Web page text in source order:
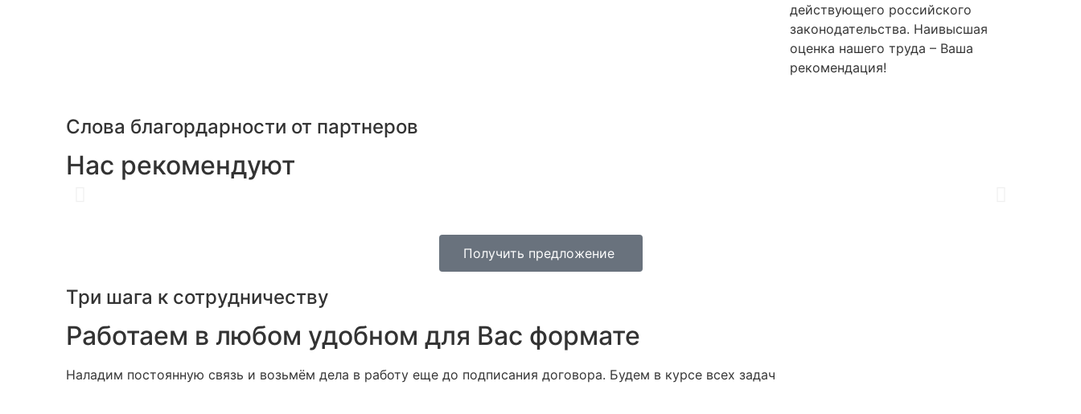
действующего российского
законодательства. Наивысшая
оценка нашего труда – Ваша
рекомендация!
Слова благордарности от партнеров
Нас рекомендуют
Получить предложение
Три шага к сотрудничеству
Работаем в любом удобном для Вас формате
Наладим постоянную связь и возьмём дела в работу еще до подписания договора. Будем в курсе всех задач